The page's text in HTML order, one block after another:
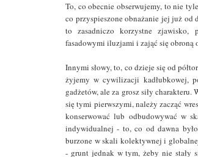
To, co obecnie obserwujemy, to nie
co przyspieszone obnażanie jej już od
to zasadniczo korzystne zjawisko,
fasadowymi iluzjami i zająć się
Innymi słowy, to, co dzieje się od
żyjemy w cywilizacji kadłubkowej,
gadżetów, ale za grosz siły
się tymi pierwszymi, należy zacząć
konserwować lub odbudowywać w
indywidualnej - to, co od dawna
burzone w skali kolektywnej i
- grunt jednak w tym, żeby nie stały